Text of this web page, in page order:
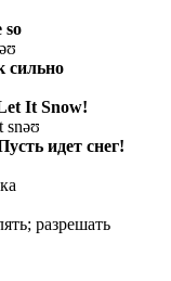
so
сильно
It Snow!
snəʊ
идет снег!
разрешать